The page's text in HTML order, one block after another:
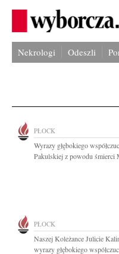
Nekrologi Odeszli
PŁOCK
Wyrazy głębokiego
Pakulskiej z powodu śmierci
PŁOCK
Naszej Koleżance Julicie
wyrazy głębokiego